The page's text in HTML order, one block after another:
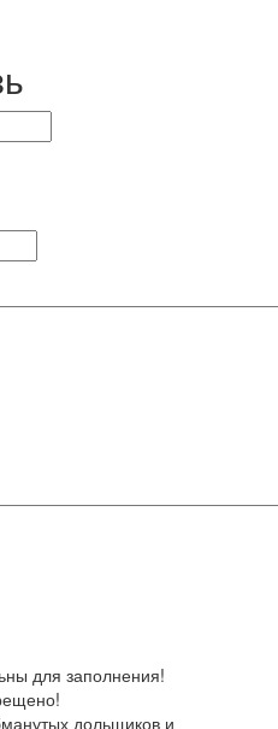
для заполнения!
дольщиков и